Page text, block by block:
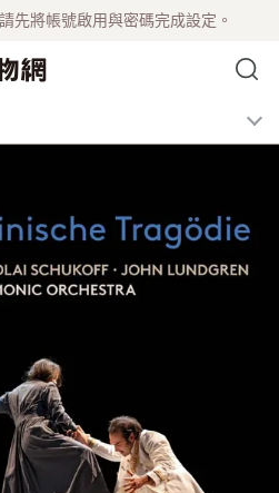
先將帳號啟用與密碼完成設定。